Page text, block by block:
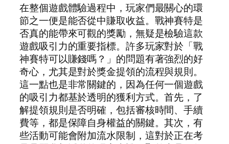
在整個遊戲體驗過程中，玩家們最關心的環
節之一便是能否從中賺取收益。戰神賽特是
否真的能帶來可觀的獎勵，無疑是檢驗這款
遊戲吸引力的重要指標。許多玩家對於「戰
神賽特可以賺錢嗎？」的問題有著強烈的好
奇心，尤其是對於獎金提領的流程與規則。
這一點也是非常關鍵的，因為任何一個遊戲
的吸引力都基於透明的獲利方式。首先，了
解提領規則是否明確，包括審核時間、手續
費等，都是保障自身權益的關鍵。其次，有
些活動可能會附加流水限制，這對於正在考